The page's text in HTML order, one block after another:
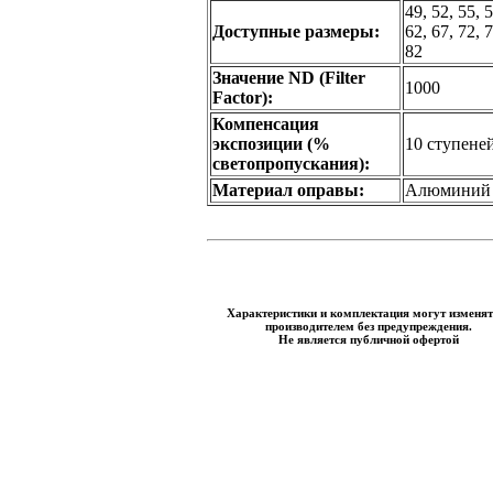
Доступные размеры:
49, 52, 55,
62, 67, 72,
82
Значение ND (Filter
Factor):
1000
Компенсация
экспозиции (%
светопропускания):
10
Материал оправы: Алюминий
Характеристики и комплектация могут
производителем без предупреждения.
Не является публичной офертой